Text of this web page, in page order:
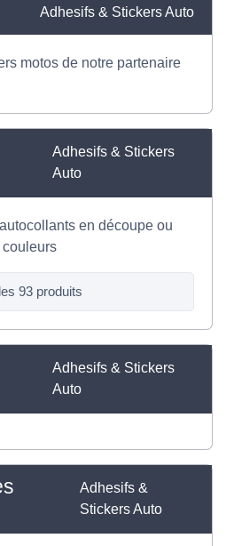
Adhesifs & Stickers Auto
motos de notre partenaire
Adhesifs & Stickers
Auto
en découpe ou
93 produits
Adhesifs & Stickers
Auto
Adhesifs &
Stickers Auto